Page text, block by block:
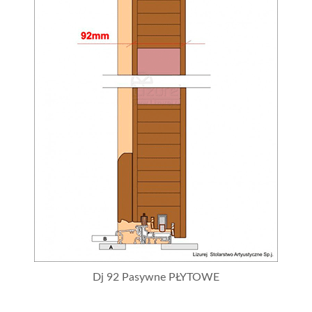
Dj 92 Pasywne PŁYTOWE